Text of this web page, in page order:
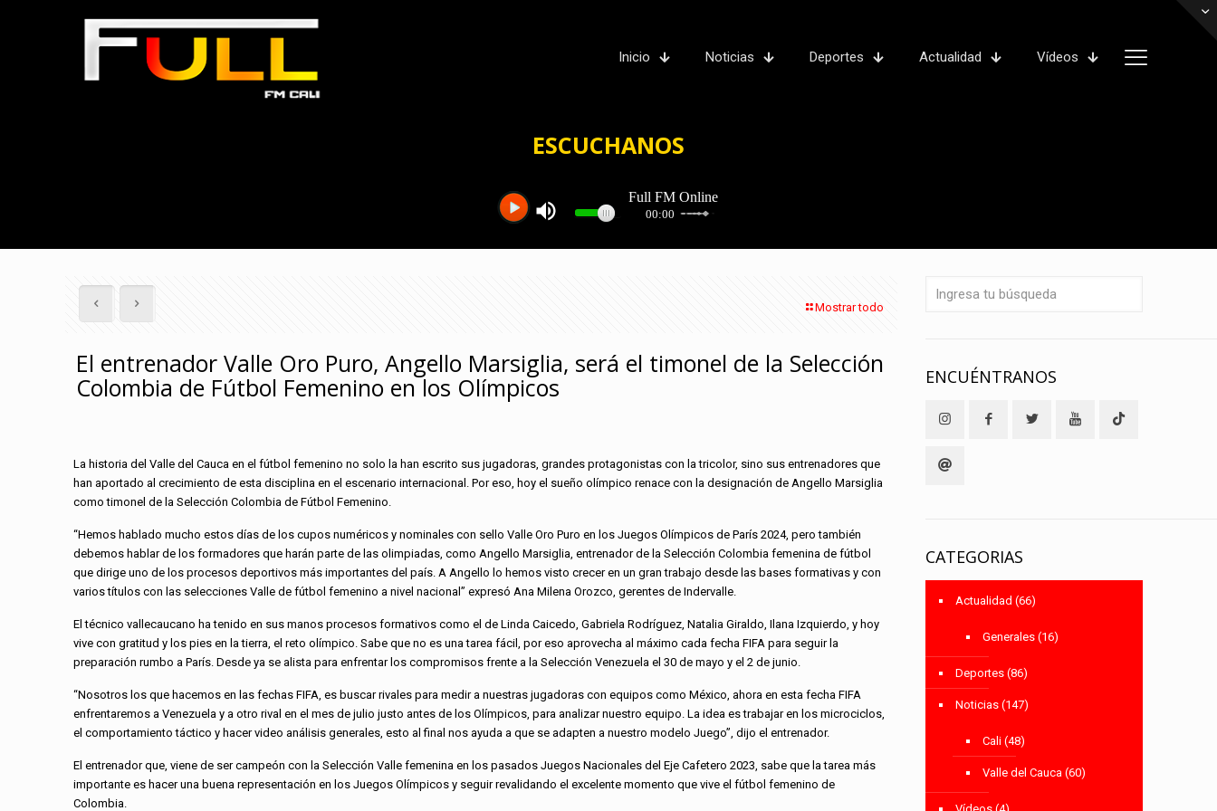
Inicio Noticias Deportes Actualidad Vídeos
ESCUCHANOS
Mostrar todo
El entrenador Valle Oro Puro, Angello Marsiglia, será el timonel de la Selección
Colombia de Fútbol Femenino en los Olímpicos
La historia del Valle del Cauca en el fútbol femenino no solo la han escrito sus jugadoras, grandes protagonistas con la tricolor, sino sus entrenadores que
han aportado al crecimiento de esta disciplina en el escenario internacional. Por eso, hoy el sueño olímpico renace con la designación de Angello Marsiglia
como timonel de la Selección Colombia de Fútbol Femenino.
“Hemos hablado mucho estos días de los cupos numéricos y nominales con sello Valle Oro Puro en los Juegos Olímpicos de París 2024, pero también
debemos hablar de los formadores que harán parte de las olimpiadas, como Angello Marsiglia, entrenador de la Selección Colombia femenina de fútbol
que dirige uno de los procesos deportivos más importantes del país. A Angello lo hemos visto crecer en un gran trabajo desde las bases formativas y con
varios títulos con las selecciones Valle de fútbol femenino a nivel nacional” expresó Ana Milena Orozco, gerentes de Indervalle.
El técnico vallecaucano ha tenido en sus manos procesos formativos como el de Linda Caicedo, Gabriela Rodríguez, Natalia Giraldo, Ilana Izquierdo, y hoy
vive con gratitud y los pies en la tierra, el reto olímpico. Sabe que no es una tarea fácil, por eso aprovecha al máximo cada fecha FIFA para seguir la
preparación rumbo a París. Desde ya se alista para enfrentar los compromisos frente a la Selección Venezuela el 30 de mayo y el 2 de junio.
“Nosotros los que hacemos en las fechas FIFA, es buscar rivales para medir a nuestras jugadoras con equipos como México, ahora en esta fecha FIFA
enfrentaremos a Venezuela y a otro rival en el mes de julio justo antes de los Olímpicos, para analizar nuestro equipo. La idea es trabajar en los microciclos,
el comportamiento táctico y hacer video análisis generales, esto al final nos ayuda a que se adapten a nuestro modelo Juego”, dijo el entrenador.
El entrenador que, viene de ser campeón con la Selección Valle femenina en los pasados Juegos Nacionales del Eje Cafetero 2023, sabe que la tarea más
importante es hacer una buena representación en los Juegos Olímpicos y seguir revalidando el excelente momento que vive el fútbol femenino de
Colombia.
ENCUÉNTRANOS
CATEGORIAS
Actualidad (66)
Generales (16)
Deportes (86)
Noticias (147)
Cali (48)
Valle del Cauca (60)